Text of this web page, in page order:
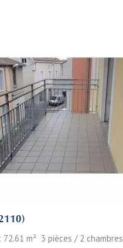
m² 3 pièces / 2 chambres